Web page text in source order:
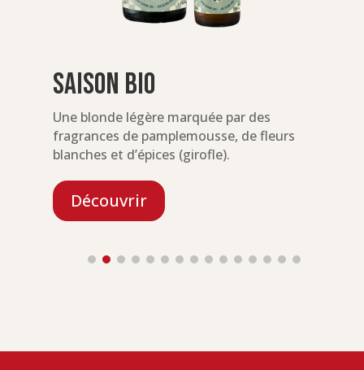
Saison Bio
Une blonde légère marquée par des
fragrances de pamplemousse, de fleurs
blanches et d’épices (girofle).
Découvrir